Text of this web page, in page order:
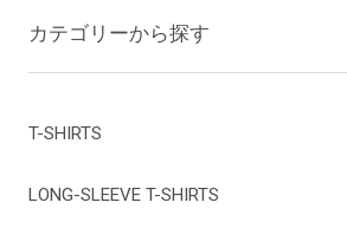
カテゴリーから探す
T-SHIRTS
LONG-SLEEVE T-SHIRTS